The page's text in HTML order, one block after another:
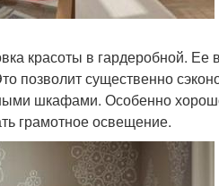
красоты в гардеробной. Ее
существенно
шкафами. Особенно
грамотное освещение.